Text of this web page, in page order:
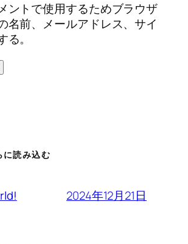
ントで使用するためブラウザ
名前、メールアドレス、サイ
る。
に読み込む
2024年12月21日